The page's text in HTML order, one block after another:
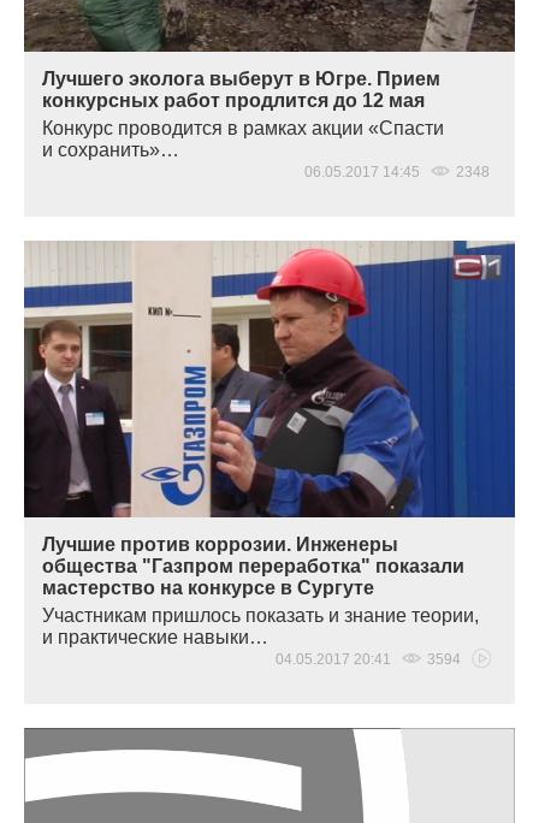
Лучшего эколога выберут в Югре. Прием
конкурсных работ продлится до 12 мая
Конкурс проводится в рамках акции «Спасти
и сохранить»…
06.05.2017 14:45 2348
Лучшие против коррозии. Инженеры
общества "Газпром переработка" показали
мастерство на конкурсе в Сургуте
Участникам пришлось показать и знание теории,
и практические навыки…
04.05.2017 20:41 3594